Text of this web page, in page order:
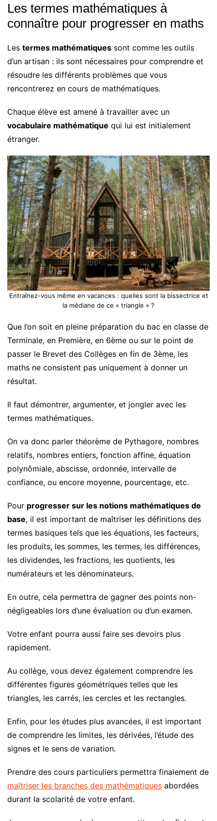
Les termes mathématiques à
connaître pour progresser en maths
Les termes mathématiques sont comme les outils
d’un artisan : ils sont nécessaires pour comprendre et
résoudre les différents problèmes que vous
rencontrerez en cours de mathématiques.
Chaque élève est amené à travailler avec un
vocabulaire mathématique qui lui est initialement
étranger.
Entraînez-vous même en vacances : quelles sont la bissectrice et
la médiane de ce « triangle » ?
Que l’on soit en pleine préparation du bac en classe de
Terminale, en Première, en 6ème ou sur le point de
passer le Brevet des Collèges en fin de 3ème, les
maths ne consistent pas uniquement à donner un
résultat.
Il faut démontrer, argumenter, et jongler avec les
termes mathématiques.
On va donc parler théorème de Pythagore, nombres
relatifs, nombres entiers, fonction affine, équation
polynômiale, abscisse, ordonnée, intervalle de
confiance, ou encore moyenne, pourcentage, etc.
Pour progresser sur les notions mathématiques de
base, il est important de maîtriser les définitions des
termes basiques tels que les équations, les facteurs,
les produits, les sommes, les termes, les différences,
les dividendes, les fractions, les quotients, les
numérateurs et les dénominateurs.
En outre, cela permettra de gagner des points non-
négligeables lors d’une évaluation ou d’un examen.
Votre enfant pourra aussi faire ses devoirs plus
rapidement.
Au collège, vous devez également comprendre les
différentes figures géométriques telles que les
triangles, les carrés, les cercles et les rectangles.
Enfin, pour les études plus avancées, il est important
de comprendre les limites, les dérivées, l’étude des
signes et le sens de variation.
Prendre des cours particuliers permettra finalement de
maîtriser les branches des mathématiques abordées
durant la scolarité de votre enfant.